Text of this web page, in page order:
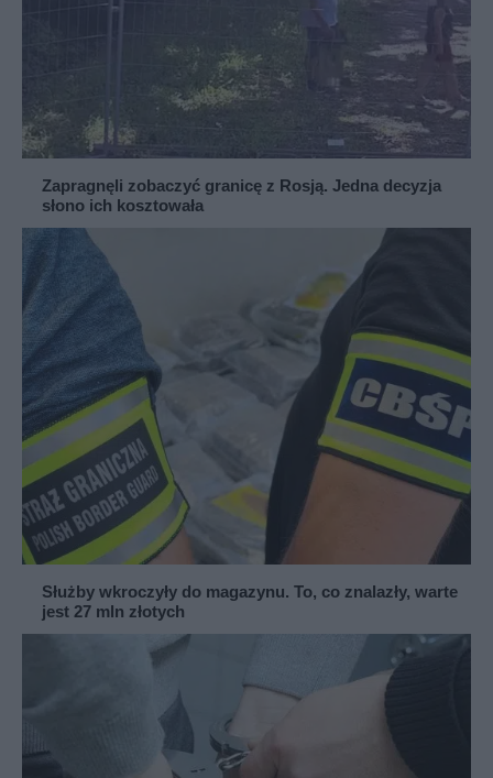
Zapragnęli zobaczyć granicę z Rosją. Jedna decyzja
słono ich kosztowała
Służby wkroczyły do magazynu. To, co znalazły, warte
jest 27 mln złotych